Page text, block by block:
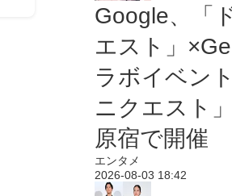
Google、「
エスト」
ラボイベン
ニクエスト
原宿で開催
エンタメ
2026-08-03 18:42